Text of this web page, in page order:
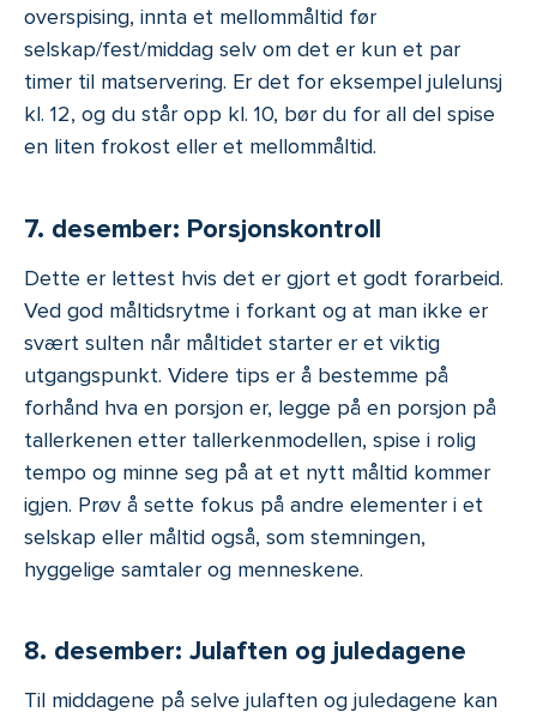
overspising, innta et mellommåltid før
selskap/fest/middag selv om det er kun et par
timer til matservering. Er det for eksempel julelunsj
kl. 12, og du står opp kl. 10, bør du for all del spise
en liten frokost eller et mellommåltid.
7. desember: Porsjonskontroll
Dette er lettest hvis det er gjort et godt forarbeid.
Ved god måltidsrytme i forkant og at man ikke er
svært sulten når måltidet starter er et viktig
utgangspunkt. Videre tips er å bestemme på
forhånd hva en porsjon er, legge på en porsjon på
tallerkenen etter tallerkenmodellen, spise i rolig
tempo og minne seg på at et nytt måltid kommer
igjen. Prøv å sette fokus på andre elementer i et
selskap eller måltid også, som stemningen,
hyggelige samtaler og menneskene.
8. desember: Julaften og juledagene
Til middagene på selve julaften og juledagene kan